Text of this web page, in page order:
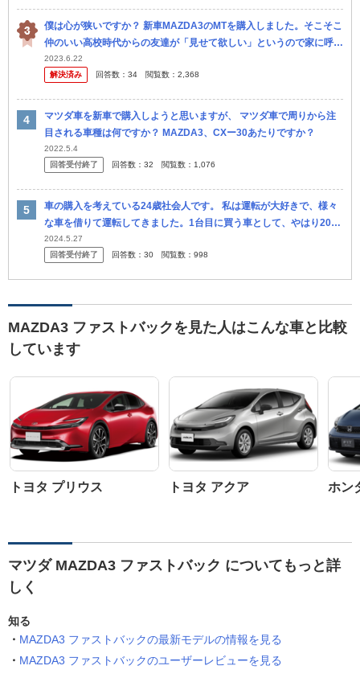
僕は心が狭いですか？ 新車MAZDA3のMTを購入しました。そこそこ
仲のいい高校時代からの友達が「見せて欲しい」というので家に呼ん
だんですが、「ちょっと運転させて欲しい」と言われて、正直嫌だっ
た...
2023.6.22
解決済み
回答数： 34 閲覧数： 2,368
マツダ車を新車で購入しようと思いますが、 マツダ車で周りから注
目される車種は何ですか？ MAZDA3、CXー30あたりですか？
2022.5.4
回答受付終了
回答数： 32 閲覧数： 1,076
車の購入を考えている24歳社会人です。 私は運転が大好きで、様々
な車を借りて運転してきました。1台目に買う車として、やはり20代
の今しか乗れないような趣味性の高い車が欲しいです。 そこで両極
端...
2024.5.27
回答受付終了
回答数： 30 閲覧数： 998
MAZDA3 ファストバックを見た人はこんな車と比較
しています
トヨタ プリウス トヨタ アクア ホン
マツダ MAZDA3 ファストバック についてもっと詳
しく
知る
MAZDA3 ファストバックの最新モデルの情報を見る
MAZDA3 ファストバックのユーザーレビューを見る